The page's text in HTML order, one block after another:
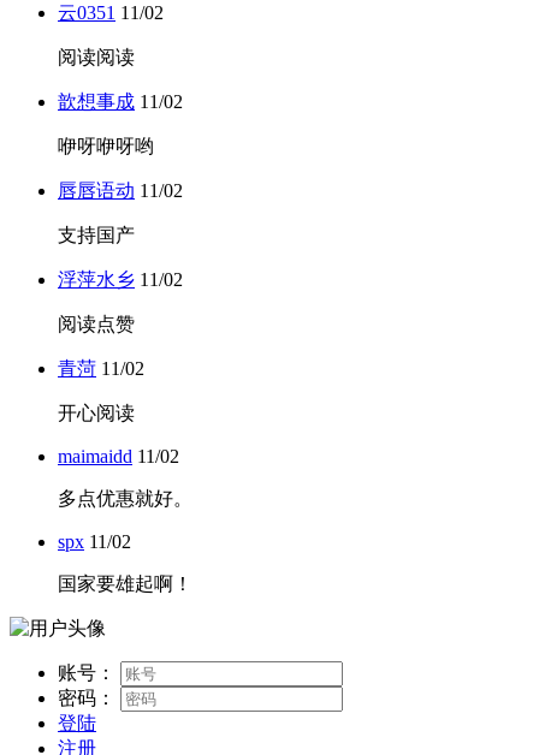
云0351 11/02
阅读阅读
歆想事成 11/02
咿呀咿呀哟
唇唇语动 11/02
支持国产
浮萍水乡 11/02
阅读点赞
青菏 11/02
开心阅读
maimaidd 11/02
多点优惠就好。
spx 11/02
国家要雄起啊！
账号：
密码：
登陆
注册